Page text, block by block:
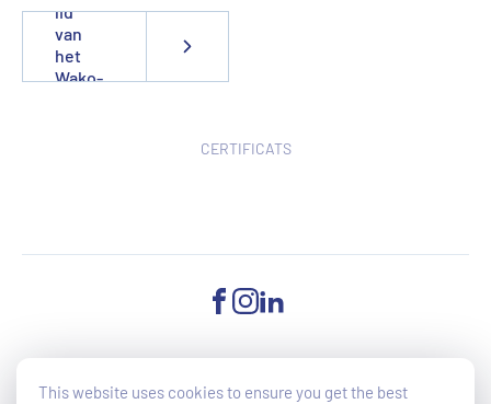
lid
van
het
Wako-
CERTIFICATS
FACEBOOK
INSTAGRAM
LINKEDIN
©2025 Wako - All Rights reserved - Toegankelijkheid van de website
This website uses cookies to ensure you get the best